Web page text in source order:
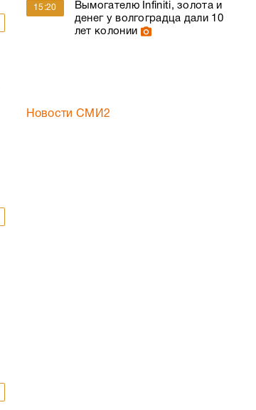
15:20
Вымогателю Infiniti, золота и
денег у волгоградца дали 10
лет колонии
Новости СМИ2